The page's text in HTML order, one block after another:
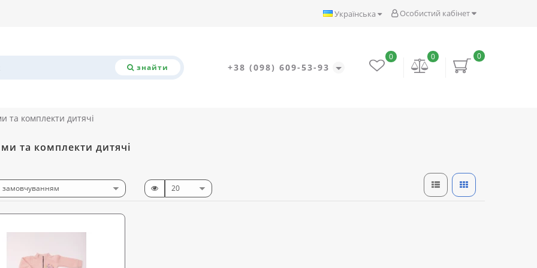
Особистий кабінет
Українська
знайти +38 (098) 609-53-93
0
0
0
та комплекти дитячі
та комплекти дитячі